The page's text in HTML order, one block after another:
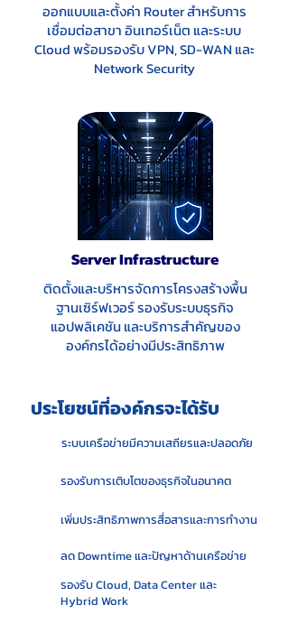
ออกแบบและตั้งค่า Router สำหรับการ
เชื่อมต่อสาขา อินเทอร์เน็ต และระบบ
Cloud พร้อมรองรับ VPN, SD-WAN และ
Network Security
Server Infrastructure
ติดตั้งและบริหารจัดการโครงสร้างพื้น
ฐานเซิร์ฟเวอร์ รองรับระบบธุรกิจ
แอปพลิเคชัน และบริการสำคัญของ
องค์กรได้อย่างมีประสิทธิภาพ
ประโยชน์ที่องค์กรจะได้รับ
ระบบเครือข่ายมีความเสถียรและปลอดภัย
รองรับการเติบโตของธุรกิจในอนาคต
เพิ่มประสิทธิภาพการสื่อสารและการทำงาน
ลด Downtime และปัญหาด้านเครือข่าย
รองรับ Cloud, Data Center และ
Hybrid Work